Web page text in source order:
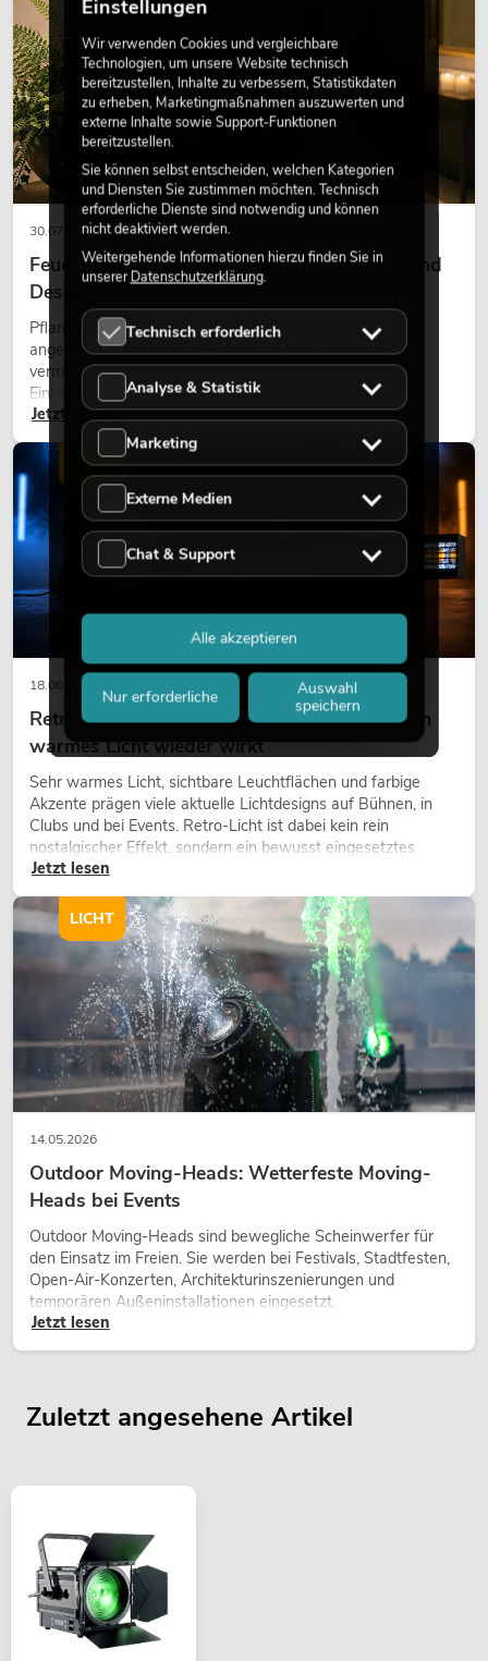
30.07.2026
Feuerhemmende Kunstpflanzen: Sicherheit und
Design perfekt kombiniert
Pflanzen machen Räume lebendig. Sie schaffen eine
angenehme Atmosphäre, verbessern das Ambiente und
vermitteln Natürlichkeit. Ob in Hotels, Restaurants,
Einkaufszentren, Bürogebäuden oder auf Messeständen:
eine hochwertige Begrünung gehört heute längst zum
modernen Raumkonzept.
Jetzt lesen
DEKORATION
18.06.2026
Retro-Licht im modernen Lichtdesign: Warum
warmes Licht wieder wirkt
Sehr warmes Licht, sichtbare Leuchtflächen und farbige
Akzente prägen viele aktuelle Lichtdesigns auf Bühnen, in
Clubs und bei Events. Retro-Licht ist dabei kein rein
nostalgischer Effekt, sondern ein bewusst eingesetztes
Gestaltungsmittel: Es schafft Atmosphäre, gibt Szenen
wirken lassen.
Jetzt lesen
LICHT
14.05.2026
Outdoor Moving-Heads: Wetterfeste Moving-
Heads bei Events
Outdoor Moving-Heads sind bewegliche Scheinwerfer für
den Einsatz im Freien. Sie werden bei Festivals, Stadtfesten,
Open-Air-Konzerten, Architekturinszenierungen und
temporären Außeninstallationen eingesetzt.
Jetzt lesen
LICHT
Zuletzt angesehene Artikel
Einstellungen
Wir verwenden Cookies und vergleichbare
Technologien, um unsere Website technisch
bereitzustellen, Inhalte zu verbessern, Statistikdaten
zu erheben, Marketingmaßnahmen auszuwerten und
externe Inhalte sowie Support-Funktionen
bereitzustellen.
Sie können selbst entscheiden, welchen Kategorien
und Diensten Sie zustimmen möchten. Technisch
erforderliche Dienste sind notwendig und können
nicht deaktiviert werden.
Weitergehende Informationen hierzu finden Sie in
unsererDatenschutzerklärung.
Technisch erforderlich
Analyse & Statistik
Marketing
Externe Medien
Chat & Support
Nur erforderliche
Auswahl
speichern
Alle akzeptieren